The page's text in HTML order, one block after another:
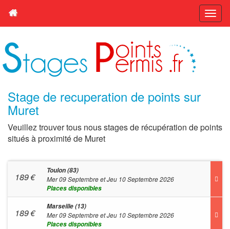
Stage de recuperation de points sur
Muret
Veuillez trouver tous nous stages de récupération de points
situés à proximité de Muret
189€
Toulon (83)
Mer 09 Septembre et Jeu 10 Septembre 2026
Places disponibles
189€
Marseille (13)
Mer 09 Septembre et Jeu 10 Septembre 2026
Places disponibles